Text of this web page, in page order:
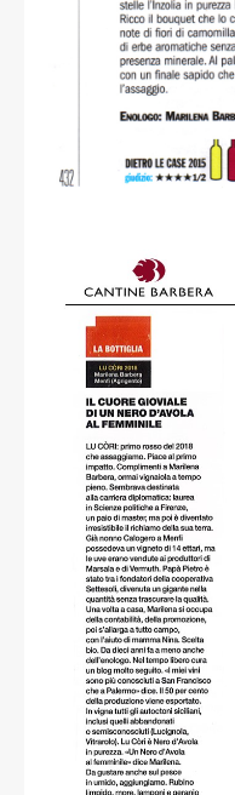
Paola Mura